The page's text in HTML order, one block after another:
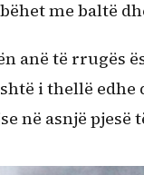
me baltë
anë të rrugës
i thellë edhe
në asnjë